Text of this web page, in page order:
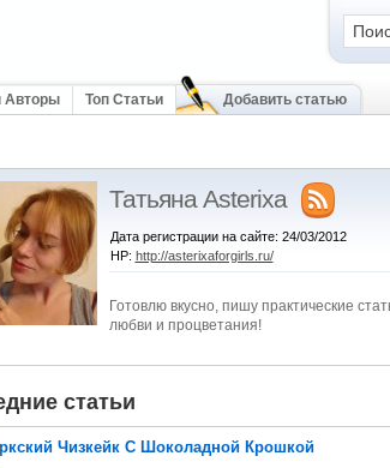
Авторы Топ Статьи Добавить статью
Татьяна Asterixa
Дата регистрации на сайте: 24/03/2012
HP: http://asterixaforgirls.ru/
Готовлю вкусно, пишу практические
любви и процветания!
статьи
Чизкейк С Шоколадной Крошкой